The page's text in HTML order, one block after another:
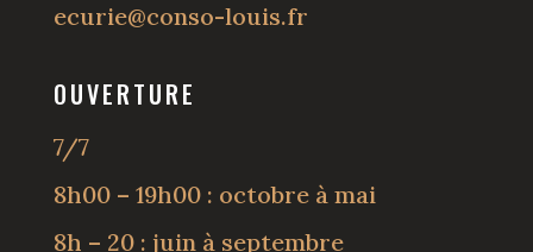
ecurie@conso-louis.fr
OUVERTURE
7/7
8h00 – 19h00 : octobre à mai
8h – 20 : juin à septembre